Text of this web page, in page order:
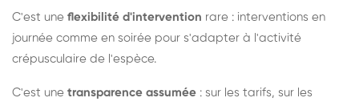
C'est une flexibilité d'intervention rare : interventions en
journée comme en soirée pour s'adapter à l'activité
crépusculaire de l'espèce.
C'est une transparence assumée : sur les tarifs, sur les